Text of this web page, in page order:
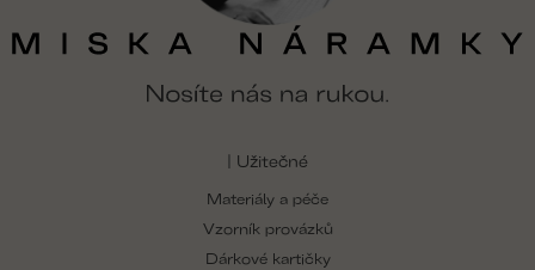
| Užitečné
Materiály a péče
Vzorník provázků
Dárkové kartičky